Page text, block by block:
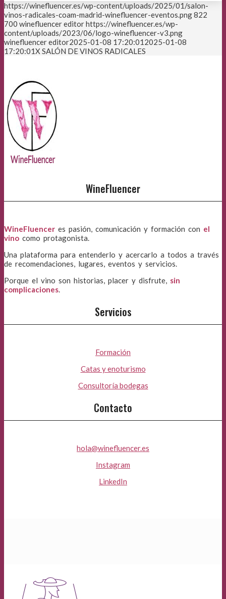
https://winefluencer.es/wp-content/uploads/2025/01/salon-
vinos-radicales-coam-madrid-winefluencer-eventos.png822
700 winefluencer editorhttps://winefluencer.es/wp-
content/uploads/2023/06/logo-winefluencer-v3.png
winefluencer editor2025-01-08 17:20:012025-01-08
17:20:01X SALÓN DE VINOS RADICALES
WineFluencer
WineFluencer es pasión, comunicación y formación con el
vino como protagonista.
Una plataforma para entenderlo y acercarlo a todos a través
de recomendaciones, lugares, eventos y servicios.
Porque el vino son historias, placer y disfrute, sin
complicaciones.
Servicios
Formación
Catas y enoturismo
Consultoría bodegas
Contacto
hola@winefluencer.es
Instagram
LinkedIn